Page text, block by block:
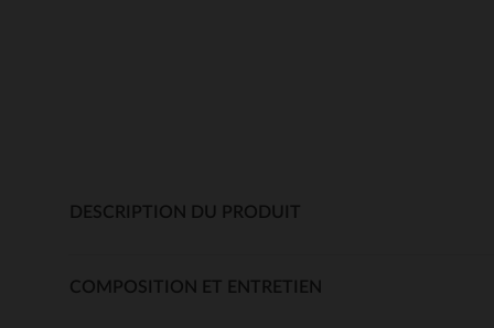
DESCRIPTION DU PRODUIT
COMPOSITION ET ENTRETIEN